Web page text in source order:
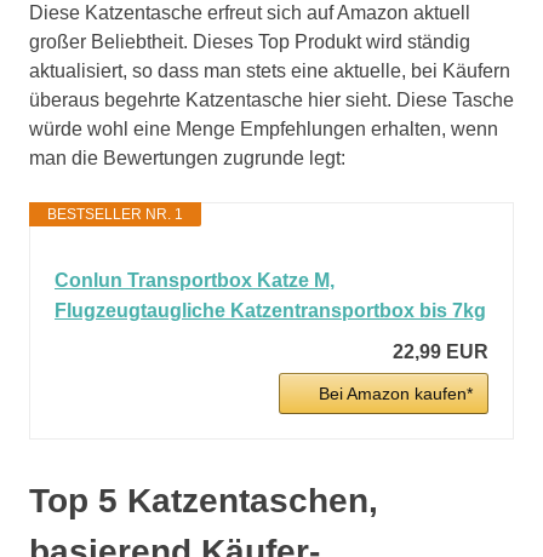
Diese Katzentasche erfreut sich auf Amazon aktuell
großer Beliebtheit. Dieses Top Produkt wird ständig
aktualisiert, so dass man stets eine aktuelle, bei Käufern
überaus begehrte Katzentasche hier sieht. Diese Tasche
würde wohl eine Menge Empfehlungen erhalten, wenn
man die Bewertungen zugrunde legt:
BESTSELLER NR. 1
Conlun Transportbox Katze M,
Flugzeugtaugliche Katzentransportbox bis 7kg
22,99 EUR
Bei Amazon kaufen*
Top 5 Katzentaschen,